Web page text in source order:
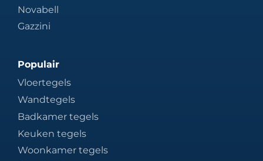
Novabell
Gazzini
Populair
Vloertegels
Wandtegels
Badkamer tegels
Keuken tegels
Woonkamer tegels